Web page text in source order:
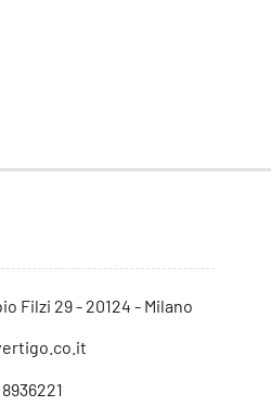
Filzi 29 - 20124 - Milano